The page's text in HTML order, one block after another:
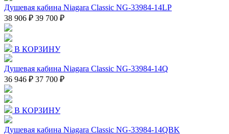
Душевая кабина Niagara Classic NG-33984-14LP
38 906 ₽ 39 700 ₽
В КОРЗИНУ
Душевая кабина Niagara Classic NG-33984-14Q
36 946 ₽ 37 700 ₽
В КОРЗИНУ
Душевая кабина Niagara Classic NG-33984-14QBK